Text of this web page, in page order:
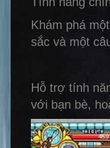
Khám phá
sắc và một
Hỗ trợ tính
với bạn bè,